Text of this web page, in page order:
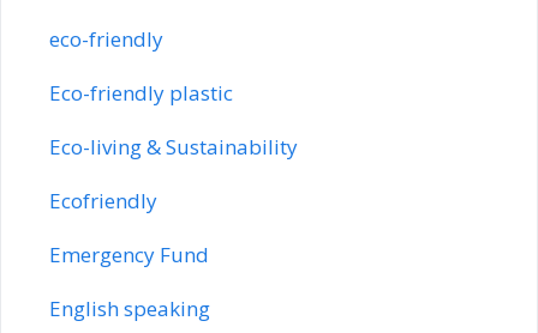
eco-friendly
Eco-friendly plastic
Eco-living & Sustainability
Ecofriendly
Emergency Fund
English speaking